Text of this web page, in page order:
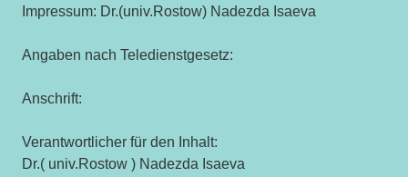
Impressum: Dr.(univ.Rostow) Nadezda Isaeva
Angaben nach Teledienstgesetz:
Anschrift:
Verantwortlicher für den Inhalt:
Dr.( univ.Rostow ) Nadezda Isaeva